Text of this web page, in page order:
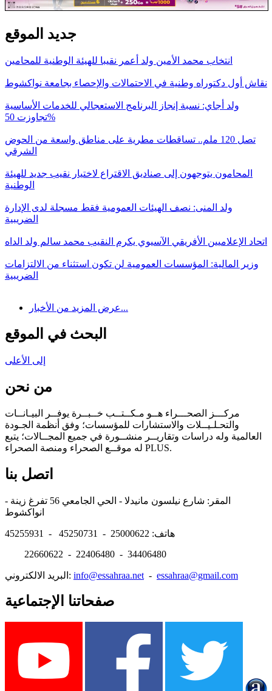
جديد الموقع
انتخاب محمد الأمين ولد أعمر نقيبا للهيئة الوطنية للمحامين
نقاش أول دكتوراه وطنية في الاحتمالات والإحصاء بجامعة نواكشوط
ولد أجاي: نسبة إنجاز البرنامج الاستعجالي للخدمات الأساسية
تجاوزت 50%
تصل 120 ملم.. تساقطات مطرية على مناطق واسعة من الحوض
الشرقي
المحامون يتوجهون إلى صناديق الاقتراع لاختيار نقيب جديد للهيئة
الوطنية
ولد المنى: نصف الهيئات العمومية فقط مسجلة لدى الإدارة
الضريبية
اتحاد الإعلاميين الأفريقي الآسيوي يكرم النقيب محمد سالم ولد الداه
وزير المالية: المؤسسات العمومية لن تكون استثناء من الالتزامات
الضريبية
عرض المزيد من الأخبار...
البحث في الموقع
إلى الأعلى
من نحن
مركـــز الصحـــراء هــو مـكــتــب خــبــرة يوفــر البيـانــات
والتحـلـيــلات والاستشارات للمؤسسات؛ وفق أنظمة الجـودة
العالمية وله دراسات وتقاريــر منشــورة في جميع المجــالات؛ يتبع
له موقــع الصحراء ومنصة الصحراء PLUS.
اتصل بنا
المقر: شارع نيلسون مانيدلا - الحي الجامعي 56 تفرغ زينة -
هاتف: 25000622 - 45250731 - 45255931
22660622 - 22406480 - 34406480
البريد الالكتروني: info@essahraa.net - essahraa@gmail.com
صفحاتنا الإجتماعية